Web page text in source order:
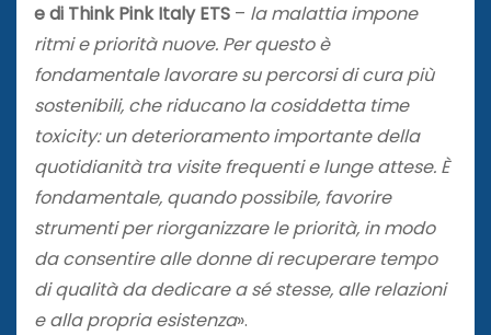
e di Think Pink Italy ETS – la malattia impone
ritmi e priorità nuove. Per questo è
fondamentale lavorare su percorsi di cura più
sostenibili, che riducano la cosiddetta time
toxicity: un deterioramento importante della
quotidianità tra visite frequenti e lunge attese. È
fondamentale, quando possibile, favorire
strumenti per riorganizzare le priorità, in modo
da consentire alle donne di recuperare tempo
di qualità da dedicare a sé stesse, alle relazioni
e alla propria esistenza».